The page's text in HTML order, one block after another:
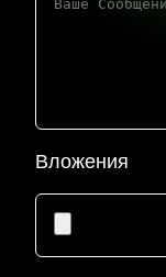
Вложения